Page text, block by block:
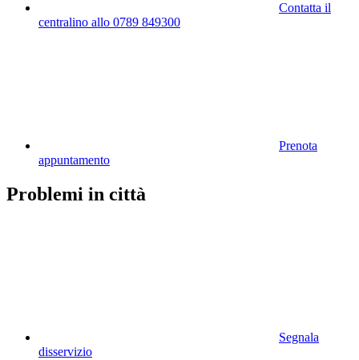
Contatta il
centralino allo 0789 849300
Prenota
appuntamento
Problemi in città
Segnala
disservizio